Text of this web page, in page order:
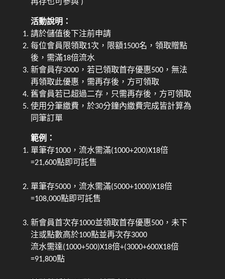
再存也可參與 )
活動說明：
請於儲值後下注前申請
每位會員限領取1次，限額1500名，領取贈點
後，需滿18倍流水
新會員存3000，若已領取首存優惠500，無法
再領取此優惠，需再存後，方可領取
舊會員若已超過二存，只需再存後，方可領取
使用分筆繳費，於30分鐘內繳費完成皆計算為
同筆訂單
範例：
單筆存1000，流水需滿(1000+200)X18倍
=21,600點即可託售
單筆存5000，流水需滿(5000+1000)X18倍
=108,000點即可託售
新會員首次存1000並領取首存優惠500，未下
注或點數高於100點並再次存3000
流水需達(1000+500)X18倍+(3000+600X18倍
=91,800點